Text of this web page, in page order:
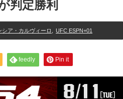
判定勝利
シア・カルヴィーロ UFC ESPN+01
feedly Pin it